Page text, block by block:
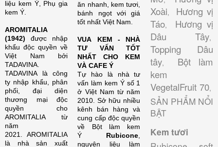
liệu kem Ý, Phụ gia
kem Ý.
AROMITALIA
(1942) được nhập
khẩu độc quyền về
Việt Nam bởi
TADAVINA.
TADAVINA là công
ty nhập khẩu, phân
phối, đại diện
thương mại độc
quyền cho
AROMITALIA từ
năm
2021. AROMITALIA
là nhà sản xuất
ăn nhanh, kem tươi,
bánh ngọt với giá
tốt nhất Việt Nam.
VUA KEM - NHÀ
TƯ VẤN TỐT
NHẤT CHO KEM
VÀ CAFE Ý
Tự hào là nhà tư
vấn làm kem Ý số 1
ở Việt Nam từ năm
2010. Sở hữu nhiều
kênh bán hàng và
cung cấp độc quyền
về Bột làm kem
Ý Rubicone
nguyên liệu làm
Xoài, Hương vị
Táo, Hương vị
Dâu Tây,
Topping Dâu
tây, Bột làm
kem
VegetalFruit 70,
SẢN PHẨM NỔI
BẬT
Kem tươi